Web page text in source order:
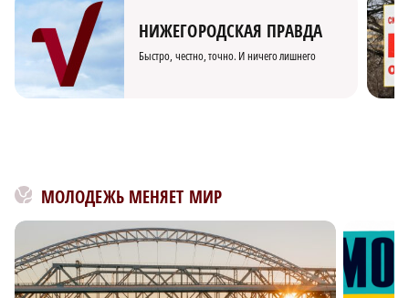
НИЖЕГОРОДСКАЯ ПРАВДА
Быстро, честно, точно. И ничего лишнего
МОЛОДЕЖЬ МЕНЯЕТ МИР